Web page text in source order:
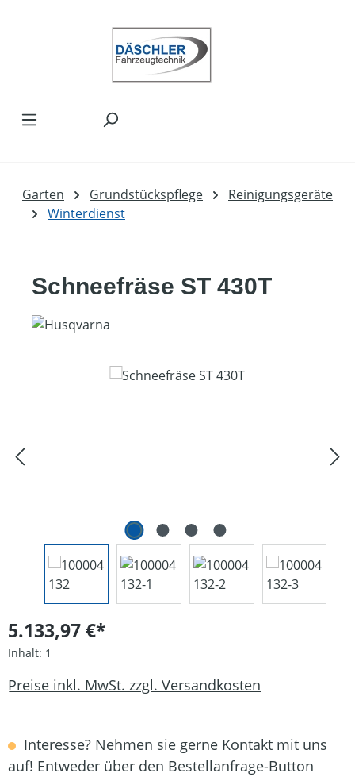
Garten Grundstückspflege
Reinigungsgeräte
Winterdienst
Schneefräse ST 430T
Bildergalerie überspringen
5.133,97 €*
Inhalt: 1
Preise inkl. MwSt. zzgl. Versandkosten
Interesse? Nehmen sie gerne Kontakt mit uns
auf! Entweder über den Bestellanfrage-Button